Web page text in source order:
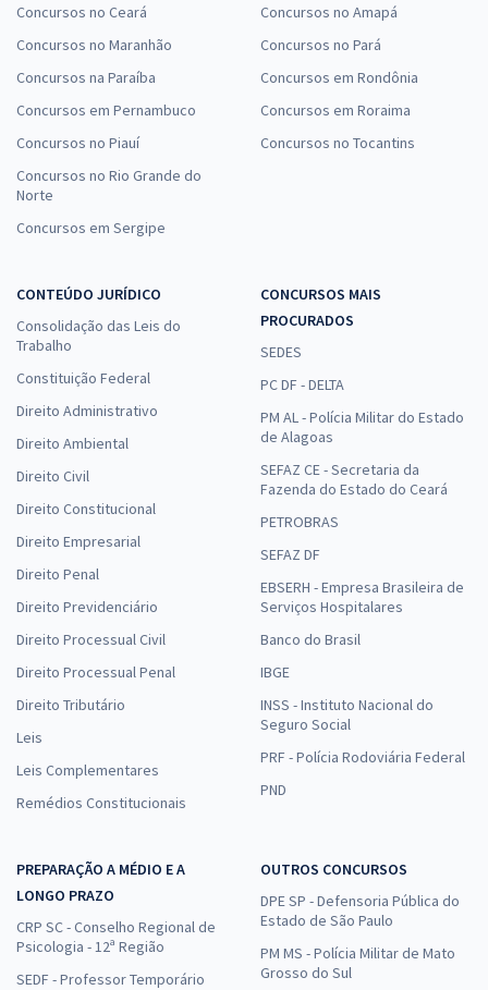
Concursos no Ceará
Concursos no Maranhão
Concursos na Paraíba
Concursos em Pernambuco
Concursos no Piauí
Concursos no Rio Grande do
Norte
Concursos em Sergipe
Concursos no Amapá
Concursos no Pará
Concursos em Rondônia
Concursos em Roraima
Concursos no Tocantins
CONTEÚDO JURÍDICO
Consolidação das Leis do
Trabalho
Constituição Federal
Direito Administrativo
Direito Ambiental
Direito Civil
Direito Constitucional
Direito Empresarial
Direito Penal
Direito Previdenciário
Direito Processual Civil
Direito Processual Penal
Direito Tributário
Leis
Leis Complementares
Remédios Constitucionais
CONCURSOS MAIS
PROCURADOS
SEDES
PC DF - DELTA
PM AL - Polícia Militar do Estado
de Alagoas
SEFAZ CE - Secretaria da
Fazenda do Estado do Ceará
PETROBRAS
SEFAZ DF
EBSERH - Empresa Brasileira de
Serviços Hospitalares
Banco do Brasil
IBGE
INSS - Instituto Nacional do
Seguro Social
PRF - Polícia Rodoviária Federal
PND
PREPARAÇÃO A MÉDIO E A
LONGO PRAZO
CRP SC - Conselho Regional de
Psicologia - 12ª Região
SEDF - Professor Temporário
OUTROS CONCURSOS
DPE SP - Defensoria Pública do
Estado de São Paulo
PM MS - Polícia Militar de Mato
Grosso do Sul